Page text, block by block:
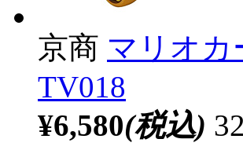
京商 マリオカ
TV018
¥6,580(税込)